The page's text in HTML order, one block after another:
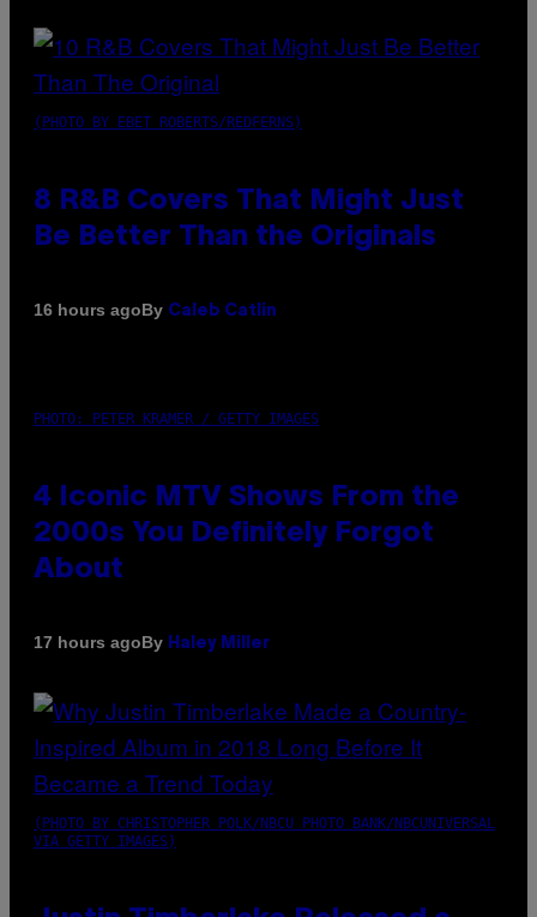
(PHOTO BY EBET ROBERTS/REDFERNS)
8 R&B Covers That Might Just
Be Better Than the Originals
16 hours agoBy Caleb Catlin
PHOTO: PETER KRAMER / GETTY IMAGES
4 Iconic MTV Shows From the
2000s You Definitely Forgot
About
17 hours agoBy Haley Miller
(PHOTO BY CHRISTOPHER POLK/NBCU PHOTO BANK/NBCUNIVERSAL
VIA GETTY IMAGES)